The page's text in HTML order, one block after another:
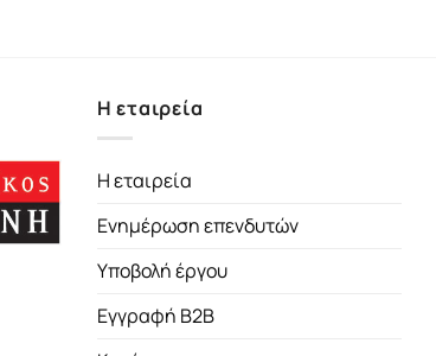
Η εταιρεία
Η εταιρεία
Ενημέρωση επενδυτών
Υποβολή έργου
Εγγραφή B2B